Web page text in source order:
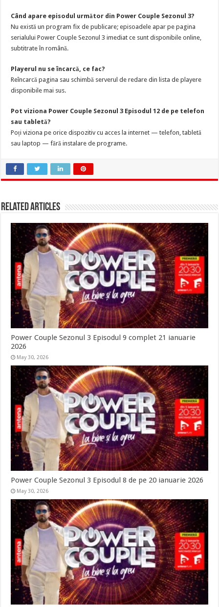
Când apare episodul următor din Power Couple Sezonul 3?
Nu există un program fix de publicare; episoadele apar pe pagina
serialului Power Couple Sezonul 3 imediat ce sunt disponibile online,
subtitrate în română.
Playerul nu se încarcă, ce fac?
Reîncarcă pagina sau schimbă serverul de redare din lista de playere
disponibile mai sus.
Pot viziona Power Couple Sezonul 3 Episodul 12 de pe telefon
sau tabletă?
Poți viziona pe orice dispozitiv cu acces la internet — telefon, tabletă
sau laptop — fără instalare de programe.
Related Articles
Power Couple Sezonul 3 Episodul 9 complet 21 ianuarie
2026
May 30, 2026
Power Couple Sezonul 3 Episodul 8 de pe 20 ianuarie 2026
May 30, 2026